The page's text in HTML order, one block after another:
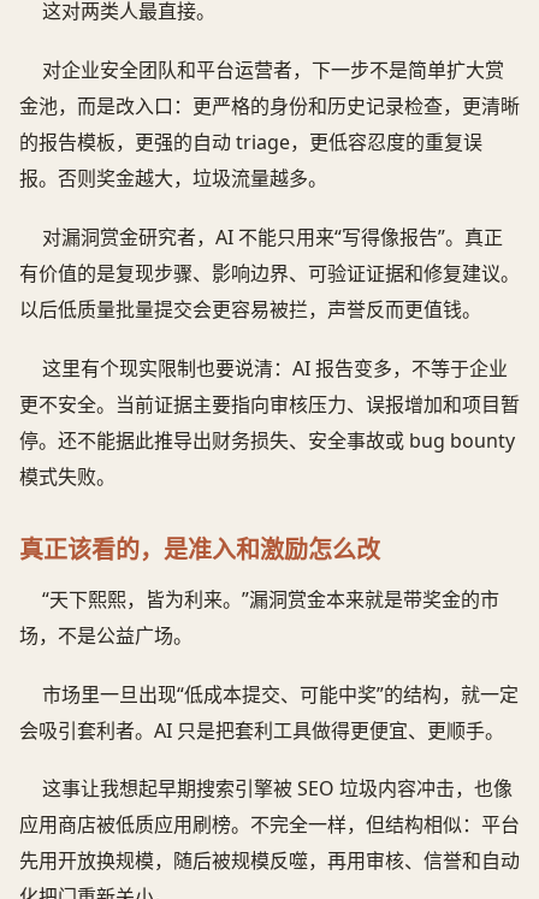
这对两类人最直接。
对企业安全团队和平台运营者，下一步不是简单扩大赏
金池，而是改入口：更严格的身份和历史记录检查，更清晰
的报告模板，更强的自动 triage，更低容忍度的重复误
报。否则奖金越大，垃圾流量越多。
对漏洞赏金研究者，AI 不能只用来“写得像报告”。真正
有价值的是复现步骤、影响边界、可验证证据和修复建议。
以后低质量批量提交会更容易被拦，声誉反而更值钱。
这里有个现实限制也要说清：AI 报告变多，不等于企业
更不安全。当前证据主要指向审核压力、误报增加和项目暂
停。还不能据此推导出财务损失、安全事故或 bug bounty
模式失败。
真正该看的，是准入和激励怎么改
“天下熙熙，皆为利来。”漏洞赏金本来就是带奖金的市
场，不是公益广场。
市场里一旦出现“低成本提交、可能中奖”的结构，就一定
会吸引套利者。AI 只是把套利工具做得更便宜、更顺手。
这事让我想起早期搜索引擎被 SEO 垃圾内容冲击，也像
应用商店被低质应用刷榜。不完全一样，但结构相似：平台
先用开放换规模，随后被规模反噬，再用审核、信誉和自动